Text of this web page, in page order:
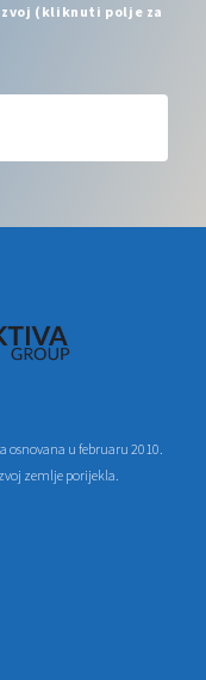
(kliknuti polje za
osnovana u februaru 2010.
zemlje porijekla.